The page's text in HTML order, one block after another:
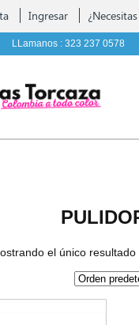
Contáctenos
LLamanos : 323 237 0578
Ingresar
el único resultado